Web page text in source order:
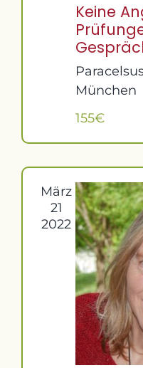
Keine
München
155€
März
21
2022